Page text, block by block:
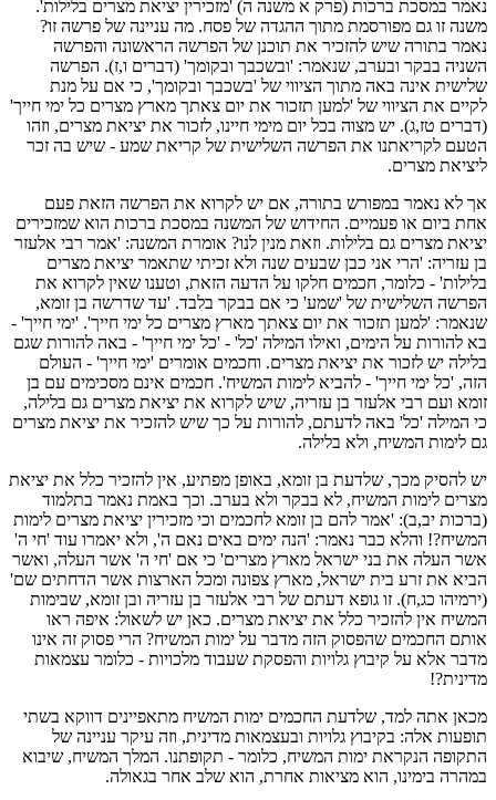
נאמר במסכת ברכות (פרק א משנה ה) 'מזכירין יציאת מצרים בלילות'.
משנה זו גם מפורסמת מתוך ההגדה של פסח. מה עניינה של פרשה זו?
נאמר בתורה שיש להזכיר את תוכנן של הפרשה הראשונה והפרשה
השניה בבקר ובערב, שנאמר: 'ובשכבך ובקומך' (דברים ו,ז). הפרשה
שלישית אינה באה מתוך הציווי של 'בשכבך ובקומך', כי אם על מנת
לקיים את הציווי של 'למען תזכור את יום צאתך מארץ מצרים כל ימי חייך'
(דברים טז,ג). יש מצוה בכל יום מימי חיינו, לזכור את יציאת מצרים, וזהו
הטעם לקריאתנו את הפרשה השלישית של קריאת שמע - שיש בה זכר
ליציאת מצרים.
אך לא נאמר במפורש בתורה, אם יש לקרוא את הפרשה הזאת פעם
אחת ביום או פעמיים. החידוש של המשנה במסכת ברכות הוא שמזכירים
יציאת מצרים גם בלילות. וזאת מנין לנו? אומרת המשנה: 'אמר רבי אלעזר
בן עזריה: 'הרי אני כבן שבעים שנה ולא זכיתי שתאמר יציאת מצרים
בלילות' - כלומר, חכמים חלקו על הדעה הזאת, וטענו שאין לקרוא את
הפרשה השלישית של 'שמע' כי אם בבקר בלבד. 'עד שדרשה בן זומא,
שנאמר: 'למען תזכור את יום צאתך מארץ מצרים כל ימי חייך'. 'ימי חייך' -
בא להורות על הימים, ואילו המילה 'כל' - 'כל ימי חייך' - באה להורות שגם
בלילה יש לזכור את יציאת מצרים. וחכמים אומרים 'ימי חייך' - העולם
הזה, 'כל ימי חייך' - להביא לימות המשיח'. חכמים אינם מסכימים עם בן
זומא ועם רבי אלעזר בן עזריה, שיש לקרוא את יציאת מצרים גם בלילה,
כי המילה 'כל' באה לדעתם, להורות על כך שיש להזכיר את יציאת מצרים
גם לימות המשיח, ולא בלילה.
יש להסיק מכך, שלדעת בן זומא, באופן מפתיע, אין להזכיר כלל את יציאת
מצרים לימות המשיח, לא בבקר ולא בערב. וכך באמת נאמר בתלמוד
(ברכות יב,ב): 'אמר להם בן זומא לחכמים וכי מזכירין יציאת מצרים לימות
המשיח?! והלא כבר נאמר: 'הנה ימים באים נאם ה', ולא יאמרו עוד 'חי ה'
אשר העלה את בני ישראל מארץ מצרים' כי אם 'חי ה' אשר העלה, ואשר
הביא את זרע בית ישראל, מארץ צפונה ומכל הארצות אשר הדחתים שם'
(ירמיהו כג,ח). זו גופא דעתם של רבי אלעזר בן עזריה ובן זומא, שבימות
המשיח אין להזכיר כלל את יציאת מצרים. כאן יש לשאול: איפה ראו
אותם החכמים שהפסוק הזה מדבר על ימות המשיח? הרי פסוק זה אינו
מדבר אלא על קיבוץ גלויות והפסקת שעבוד מלכויות - כלומר עצמאות
מדינית?!
מכאן אתה למד, שלדעת החכמים ימות המשיח מתאפיינים דווקא בשתי
תופעות אלה: בקיבוץ גלויות ובעצמאות מדינית, וזה עיקר עניינה של
התקופה הנקראת ימות המשיח, כלומר - תקופתנו. המלך המשיח, שיבוא
במהרה בימינו, הוא מציאות אחרת, הוא שלב אחר בגאולה.